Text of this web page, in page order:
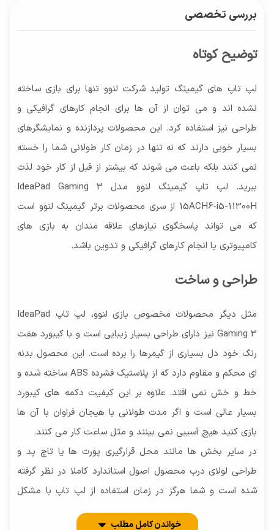
Xe Graphics
ندارد
45 وات ساعت
SSD 512 گیگابایت, SSD, 512 گیگابایت
تا 16 گیگابایت قابل ارتقا
8 گیگابایت
نرخ نوسازی
بازه‌ اندازه صفحه نمایش
توضیحات صفحه نمایش
1080×1920 پیکسل - Full HD
Intel
بررسی تخصصی
توضیح کوتاه
لپ تاپ های گیمینگ تولید شرکت لنوو تنها برای بازی ساخته
نشده اند و می توان از آن ها برای انجام کارهای گرافیکی و
طراحی نیز استفاده کرد. این محصولات پردازنده و نمایشگرهای
بسیار خوبی دارند که نه تنها در زمان کار طولانی شما را خسته
نمی کنند بلکه باعث می شوند که بیشتر از قبل از کار خود لذت
ببرید. لپ تاپ گیمینگ لنوو مدل IdeaPad Gaming 3
15ACH6-i5-11300H از سری محصولات برتر گیمینگ لنوو است
که می تواند پاسخگوی نیازهای علاقه مندان به بازی های
کامپیوتری یا انجام کارهای گرافیکی و تدوین باشد.
طراحی و ساخت
مثل دیگر محصولات مخصوص بازی لنوو، لپ تاپ IdeaPad
Gaming 3 نیز دارای طراحی بسیار زیبایی است و با کیبورد هفت
رنگ خود دل بسیاری از گیمرها را برده است. این محصول بدنه
ای محکم و مقاوم دارد که از پلاستیک فشرده ABS ساخته شده و
خط و خش نمی افتد. علاوه بر این کیفیت دکمه های کیبورد
بسیار عالی است و اگر مدت طولانی با هیجان فراوان با آن ها
بازی کنید هیچ آسیبی نمی بینند و مثل ساعت کار می کنند.
در سایر بخش ها مانند محل قرارگیری پورت ها یا تاچ پد و
طراحی لولای درب محصول اصول استاندارد کاملا در نظر گرفته
شده است و شما هرگز در زمان استفاده از لپ تاپ با مشکل
مواجه نخواهید شد. طراحی بدنه نیز کاملا شیک و خاص و البته
خواندن کامل مطلب